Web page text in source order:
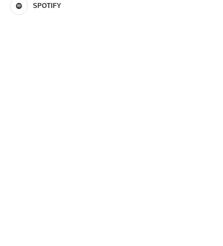
SPOTIFY